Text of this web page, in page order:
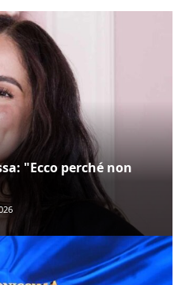
"Ecco perché non